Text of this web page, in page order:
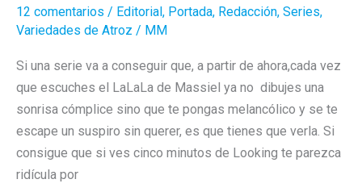
12 comentarios / Editorial, Portada, Redacción, Series,
Variedades de Atroz / MM
Si una serie va a conseguir que, a partir de ahora,cada vez
que escuches el LaLaLa de Massiel ya no dibujes una
sonrisa cómplice sino que te pongas melancólico y se te
escape un suspiro sin querer, es que tienes que verla. Si
consigue que si ves cinco minutos de Looking te parezca
ridícula por